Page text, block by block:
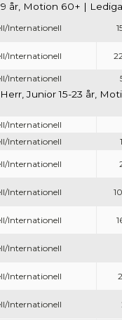
år, Motion 60+ |
Internationell
Internationell
Internationell
Junior 15-23 år,
Internationell
Internationell
Internationell
Internationell
Internationell
Internationell
Internationell
Internationell